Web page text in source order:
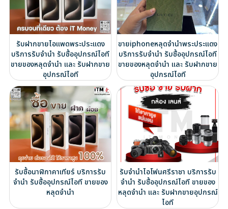
รับฝากขายไอแพดพระประแดง
บริการรับจำนำ รับซื้ออุปกรณ์ไอที
ขายของหลุดจำนำ และ รับฝากขาย
อุปกรณ์ไอที
ขายiphoneหลุดจำนำพระประแดง
บริการรับจำนำ รับซื้ออุปกรณ์ไอที
ขายของหลุดจำนำ และ รับฝากขาย
อุปกรณ์ไอที
รับซื้อนาฬิกาคาเทียร์ บริการรับ
จำนำ รับซื้ออุปกรณ์ไอที ขายของ
หลุดจำนำ
รับจำนำไอโฟนศรีราชา บริการรับ
จำนำ รับซื้ออุปกรณ์ไอที ขายของ
หลุดจำนำ และ รับฝากขายอุปกรณ์
ไอที